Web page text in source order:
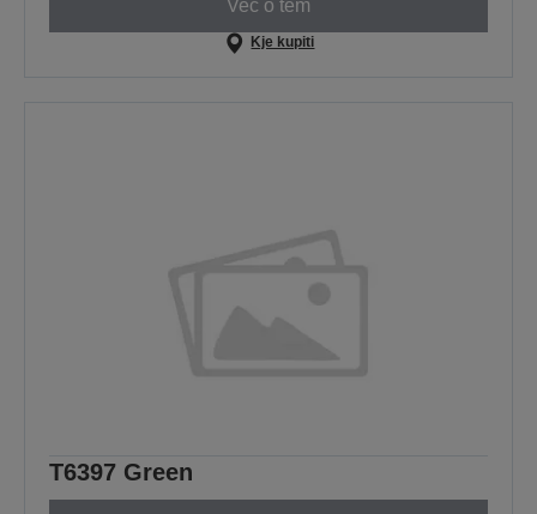
Več o tem
Kje kupiti
T6397 Green